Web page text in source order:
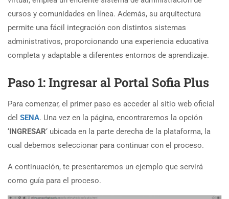
cursos y comunidades en línea. Además, su arquitectura
permite una fácil integración con distintos sistemas
administrativos, proporcionando una experiencia educativa
completa y adaptable a diferentes entornos de aprendizaje.
Paso 1: Ingresar al Portal Sofia Plus
Para comenzar, el primer paso es acceder al sitio web oficial
del SENA. Una vez en la página, encontraremos la opción
‘INGRESAR‘ ubicada en la parte derecha de la plataforma, la
cual debemos seleccionar para continuar con el proceso.
A continuación, te presentaremos un ejemplo que servirá
como guía para el proceso.